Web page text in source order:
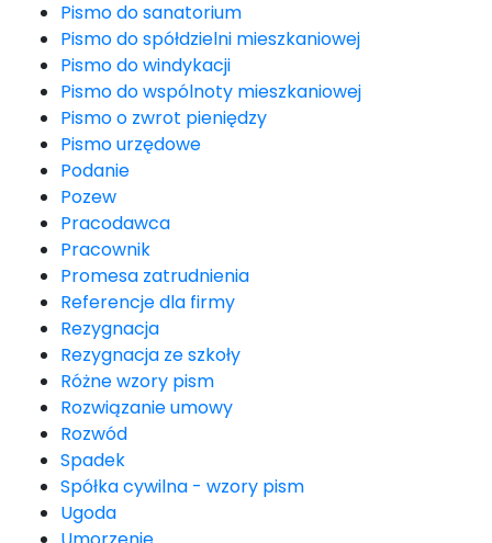
Pismo do sanatorium
Pismo do spółdzielni mieszkaniowej
Pismo do windykacji
Pismo do wspólnoty mieszkaniowej
Pismo o zwrot pieniędzy
Pismo urzędowe
Podanie
Pozew
Pracodawca
Pracownik
Promesa zatrudnienia
Referencje dla firmy
Rezygnacja
Rezygnacja ze szkoły
Różne wzory pism
Rozwiązanie umowy
Rozwód
Spadek
Spółka cywilna - wzory pism
Ugoda